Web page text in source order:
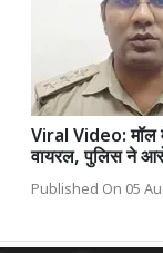
Viral Video: मॉल में
वायरल, पुलिस ने
Published On 05